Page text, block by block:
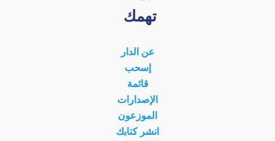
تهمك
عن الدار
إسحب
قائمة
الإصدارات
الموزعون
انشر كتابك